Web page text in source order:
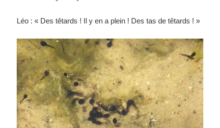
Léo : « Des têtards ! Il y en a plein ! Des tas de têtards ! »